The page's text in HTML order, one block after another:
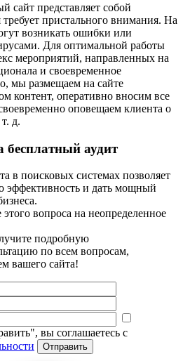
сайт представляет собой
пристального внимания. На
возникать ошибки или
Для оптимальной работы
мероприятий, направленных на
и своевременное
мы размещаем на сайте
контент, оперативно вносим все
оповещаем клиента о
д.
бесплатный аудит
в поисковых системах позволяет
эффективность и дать мощный
вопроса на неопределенное
подробную
по всем вопросам,
вашего сайта!
вы соглашаетесь с